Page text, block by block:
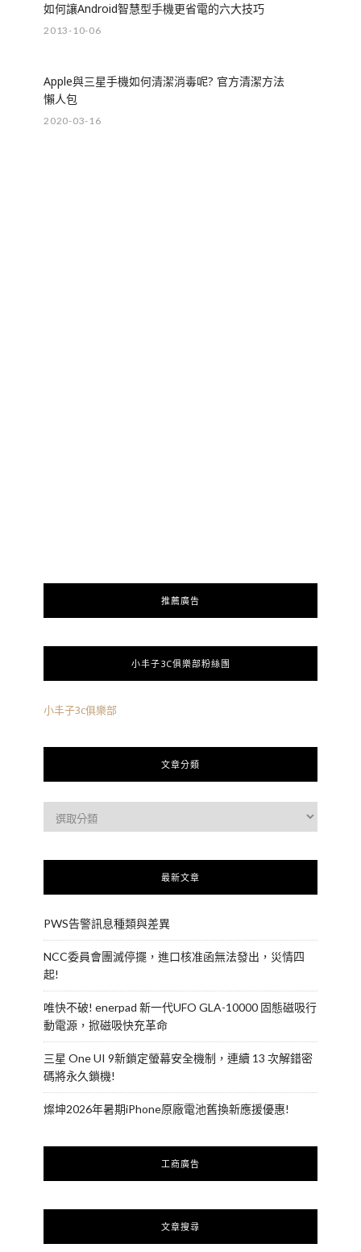
如何讓Android智慧型手機更省電的六大技巧
2013-10-06
Apple與三星手機如何清潔消毒呢? 官方清潔方法
懶人包
2020-03-16
推薦廣告
小丰子3C俱樂部粉絲團
小丰子3c俱樂部
文章分類
最新文章
PWS告警訊息種類與差異
NCC委員會團滅停擺，進口核准函無法發出，災情四
起!
唯快不破! enerpad 新一代UFO GLA-10000 固態磁吸行
動電源，掀磁吸快充革命
三星 One UI 9新鎖定螢幕安全機制，連續 13 次解錯密
碼將永久鎖機!
燦坤2026年暑期iPhone原廠電池舊換新應援優惠!
工商廣告
文章搜尋